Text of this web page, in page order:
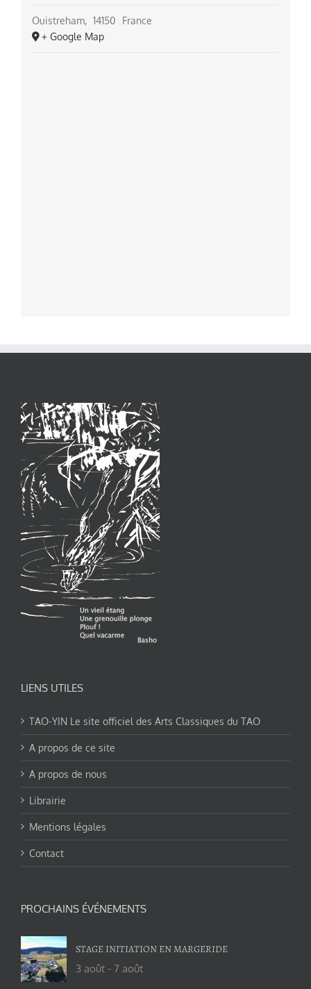
Ouistreham, 14150
France
+ Google Map
LIENS UTILES
TAO-YIN Le site officiel des Arts Classiques du TAO
A propos de ce site
A propos de nous
Librairie
Mentions légales
Contact
PROCHAINS ÉVÉNEMENTS
STAGE INITIATION EN MARGERIDE
3 août - 7 août